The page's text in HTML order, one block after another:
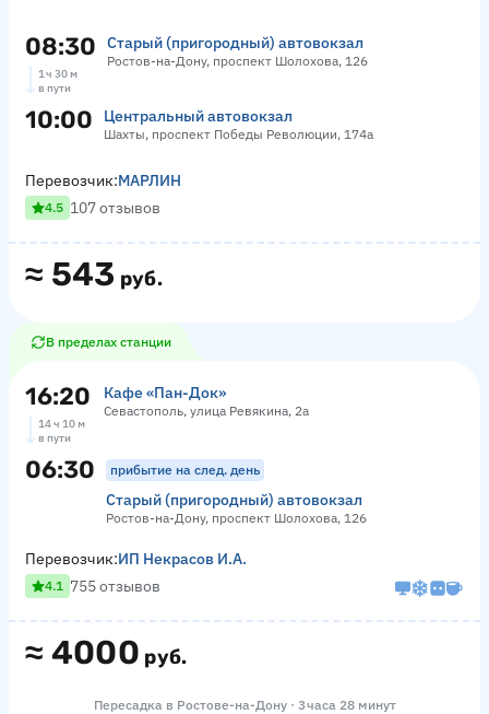
08:30 Старый (пригородный) автовокзал
Ростов-на-Дону, проспект Шолохова, 126
1 ч 30 м
в пути
10:00 Центральный автовокзал
Шахты, проспект Победы Революции, 174а
≈ 543 руб.
Перевозчик:МАРЛИН
4.5 107 отзывов
В пределах станции
16:20 Кафе «Пан-Док»
Севастополь, улица Ревякина, 2а
14 ч 10 м
в пути
06:30 прибытие на след. день
Старый (пригородный) автовокзал
Ростов-на-Дону, проспект Шолохова, 126
≈ 4000 руб.
Перевозчик:ИП Некрасов И.А.
4.1 755 отзывов
Пересадка в Ростове-на-Дону · 3 часа 28 минут